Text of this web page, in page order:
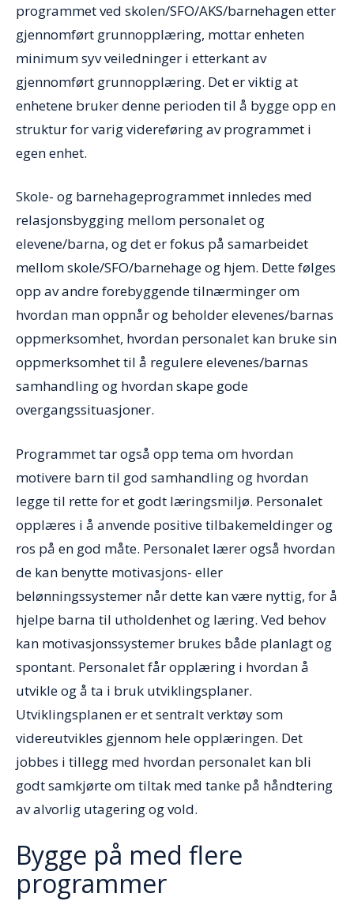
programmet ved skolen/SFO/AKS/barnehagen etter
gjennomført grunnopplæring, mottar enheten
minimum syv veiledninger i etterkant av
gjennomført grunnopplæring. Det er viktig at
enhetene bruker denne perioden til å bygge opp en
struktur for varig videreføring av programmet i
egen enhet.
Skole- og barnehageprogrammet innledes med
relasjonsbygging mellom personalet og
elevene/barna, og det er fokus på samarbeidet
mellom skole/SFO/barnehage og hjem. Dette følges
opp av andre forebyggende tilnærminger om
hvordan man oppnår og beholder elevenes/barnas
oppmerksomhet, hvordan personalet kan bruke sin
oppmerksomhet til å regulere elevenes/barnas
samhandling og hvordan skape gode
overgangssituasjoner.
Programmet tar også opp tema om hvordan
motivere barn til god samhandling og hvordan
legge til rette for et godt læringsmiljø. Personalet
opplæres i å anvende positive tilbakemeldinger og
ros på en god måte. Personalet lærer også hvordan
de kan benytte motivasjons- eller
belønningssystemer når dette kan være nyttig, for å
hjelpe barna til utholdenhet og læring. Ved behov
kan motivasjonssystemer brukes både planlagt og
spontant. Personalet får opplæring i hvordan å
utvikle og å ta i bruk utviklingsplaner.
Utviklingsplanen er et sentralt verktøy som
videreutvikles gjennom hele opplæringen. Det
jobbes i tillegg med hvordan personalet kan bli
godt samkjørte om tiltak med tanke på håndtering
av alvorlig utagering og vold.
Bygge på med flere
programmer